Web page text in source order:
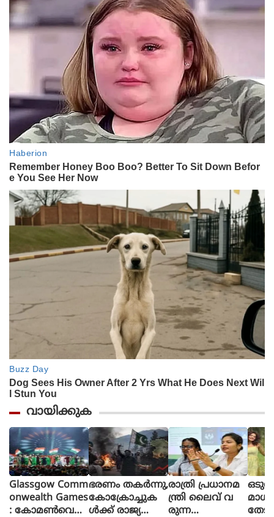
വായിക്കുക
Glassgow Comm
onwealth Games
: കോമൺവെൽ
ഭരണം തകര്‍ന്നു,
കോക്രോച്ചുക
ള്‍ക്ക് രാജ്യത്തെ
രാത്രി പ്രധാനമ
ന്ത്രി ലൈവ് വ
രുന്ന